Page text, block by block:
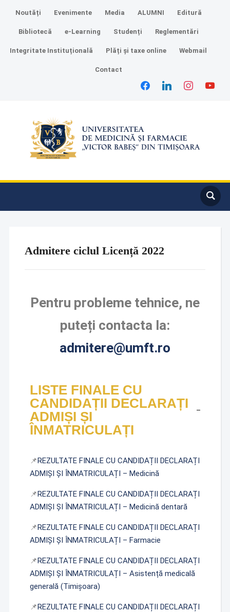
Noutăți Evenimente Media ALUMNI Editură
Bibliotecă e-Learning Studenți Reglementări
Integritate Instituțională Plăți și taxe online Webmail
Contact
Admitere ciclul Licență 2022
Pentru probleme tehnice, ne
puteți contacta la:
admitere@umft.ro
LISTE FINALE CU
CANDIDAȚII DECLARAȚI
ADMIȘI ȘI
ÎNMATRICULAȚI
📌REZULTATE FINALE CU CANDIDAȚII DECLARAȚI
ADMIȘI ȘI ÎNMATRICULAȚI – Medicină
📌REZULTATE FINALE CU CANDIDAȚII DECLARAȚI
ADMIȘI ȘI ÎNMATRICULAȚI – Medicinădentară
📌REZULTATE FINALE CU CANDIDAȚII DECLARAȚI
ADMIȘI ȘI ÎNMATRICULAȚI – Farmacie
📌REZULTATE FINALE CU CANDIDAȚII DECLARAȚI
ADMIȘI ȘI ÎNMATRICULAȚI – Asistență medicală
generală (Timișoara)
📌REZULTATE FINALE CU CANDIDAȚII DECLARAȚI